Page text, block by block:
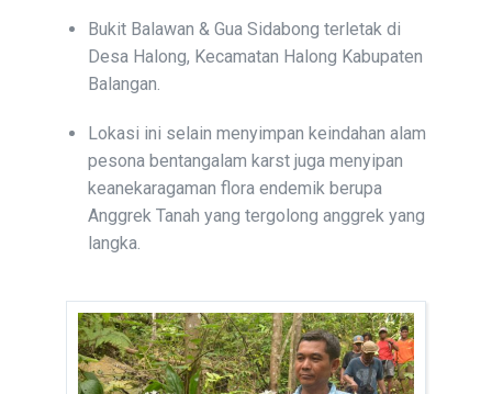
Bukit Balawan & Gua Sidabong terletak di
Desa Halong, Kecamatan Halong Kabupaten
Balangan.
Lokasi ini selain menyimpan keindahan alam
pesona bentangalam karst juga menyipan
keanekaragaman flora endemik berupa
Anggrek Tanah yang tergolong anggrek yang
langka.